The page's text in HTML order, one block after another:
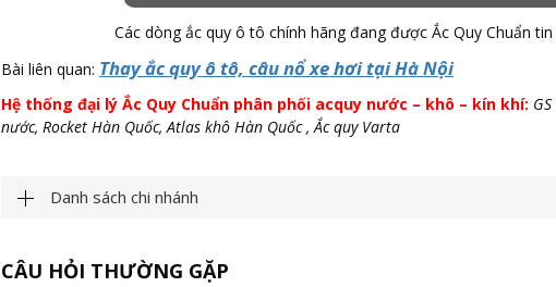
Các dòng ắc quy ô tô chính hãng đang được Ắc Quy Chuẩn
Bài liên quan: Thay ắc quy ô tô, câu nổ xe hơi tại Hà Nội
Hệ thống đại lý Ắc Quy Chuẩn phân phối acquy nước – khô – kín khí:
nước, Rocket Hàn Quốc, Atlas khô Hàn Quốc , Ắc quy Varta
Danh sách chi nhánh
CÂU HỎI THƯỜNG GẶP